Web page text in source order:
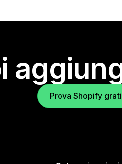
Prova Shopify